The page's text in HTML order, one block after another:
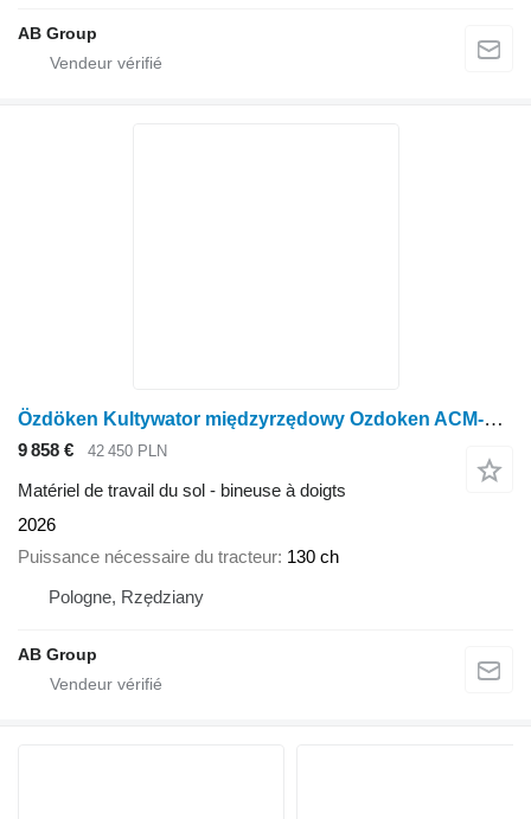
AB Group
Özdöken Kultywator międzyrzędowy Ozdoken ACM-K13
9 858 € 42 450 PLN
Matériel de travail du sol - bineuse à doigts
2026
Puissance nécessaire du tracteur 130 ch
Pologne, Rzędziany
AB Group